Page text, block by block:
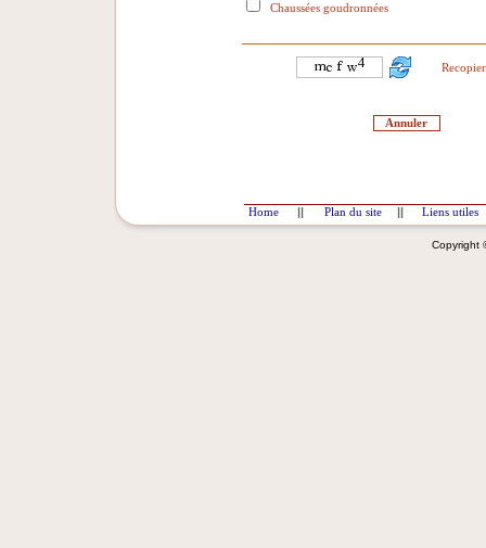
Chaussées goudronnées
Home || Plan du site || Liens utiles
Copyright